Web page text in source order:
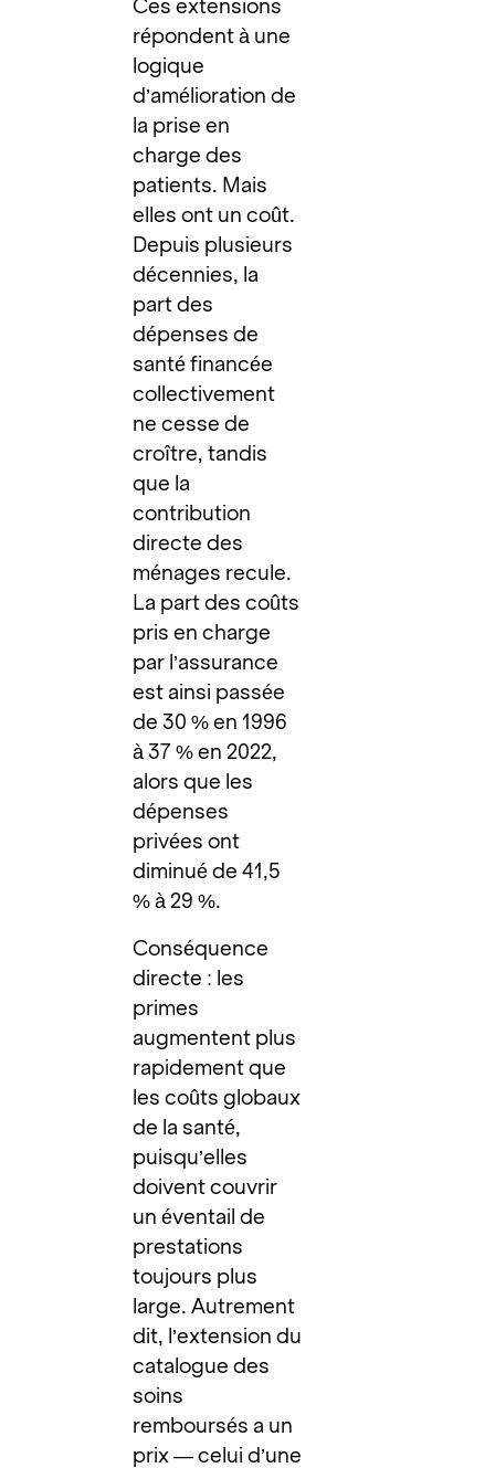
Ces extensions
répondent à une
logique
d’amélioration de
la prise en
charge des
patients. Mais
elles ont un coût.
Depuis plusieurs
décennies, la
part des
dépenses de
santé financée
collectivement
ne cesse de
croître, tandis
que la
contribution
directe des
ménages recule.
La part des coûts
pris en charge
par l’assurance
est ainsi passée
de 30 % en 1996
à 37 % en 2022,
alors que les
dépenses
privées ont
diminué de 41,5
% à 29 %.
Conséquence
directe : les
primes
augmentent plus
rapidement que
les coûts globaux
de la santé,
puisqu’elles
doivent couvrir
un éventail de
prestations
toujours plus
large. Autrement
dit, l’extension du
catalogue des
soins
remboursés a un
prix — celui d’une